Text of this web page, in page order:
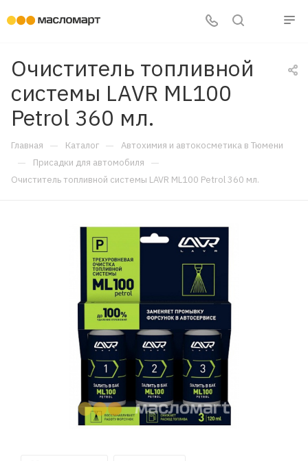
Очиститель топливной
системы LAVR ML100
Petrol 360 мл.
Главная — Каталог — Автохимия и автокосметика в Тюмени
— Присадки для автомобиля —
Очиститель топливной системы LAVR ML100 Petrol 360 мл.